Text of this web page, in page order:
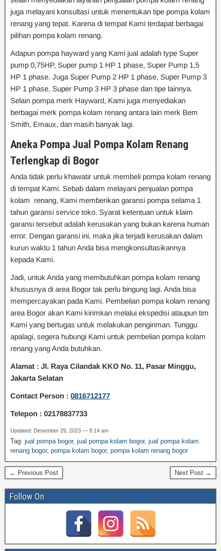
juga melayani konsultasi untuk menentukan tipe pompa kolam
renang yang tepat. Karena di tempat Kami terdapat berbagai
pilihan pompa kolam renang.
Adapun pompa hayward yang Kami jual adalah type Super
pump 0,75HP, Super pump 1 HP 1 phase, Super Pump 1,5
HP 1 phase. Juga Super Pump 2 HP 1 phase, Super Pump 3
HP 1 phase, Super Pump 3 HP 3 phase dan tipe lainnya.
Selain pompa merk Hayward, Kami juga menyediakan
berbagai merk pompa kolam renang antara lain merk Bem
Smith, Emaux, dan masih banyak lagi.
Aneka Pompa Jual Pompa Kolam Renang
Terlengkap di Bogor
Anda tidak perlu khawatir untuk membeli pompa kolam renang
di tempat Kami. Sebab dalam melayani penjualan pompa
kolam renang, Kami memberikan garansi pompa selama 1
tahun garansi service toko. Syarat ketentuan untuk klaim
garansi tersebut adalah kerusakan yang bukan karena human
error. Dengan garansi ini, maka jika terjadi kerusakan dalam
kurun waktu 1 tahun Anda bisa mengkonsultasikannya
kepada Kami.
Jadi, untuk Anda yang membutuhkan pompa kolam renang
khususnya di area Bogor tak perlu bingung lagi. Anda bisa
mempercayakan pada Kami. Pembelian pompa kolam renang
area Bogor akan Kami kirimkan melalui ekspedisi ataupun tim
Kami yang bertugas untuk melakukan pengiriman. Tunggu
apalagi, segera hubungi Kami untuk pembelian pompa kolam
renang yang Anda butuhkan.
Alamat : Jl. Raya Cilandak KKO No. 11, Pasar Minggu,
Jakarta Selatan
Contact Person : 0816712177
Telepon : 02178837733
Updated: Desember 29, 2023 — 8:14 am
Tag: jual pompa bogor, jual pompa kolam bogor, jual pompa kolam
renang bogor, pompa kolam bogor, pompa kolam renang bogor
← Previous Post Next Post →
Follow On